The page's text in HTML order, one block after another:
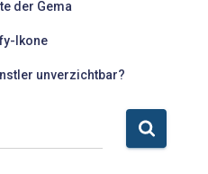
der Gema
Ikone
unverzichtbar?